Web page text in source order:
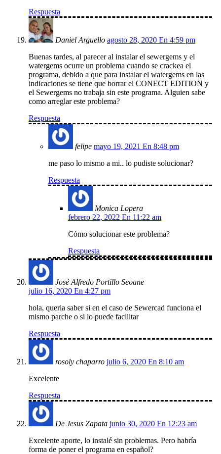
Respuesta
Daniel Arguello agosto 28, 2020 En 4:59 pm
Buenas tardes, al parecer al instalar el sewergems y el
watergems ocurre un problema cuando se crackea el
programa, debido a que para instalar el watergems en las
indicaciones se tiene que borrar el CONECT EDITION y
el Sewergems no trabaja sin este programa. Alguien sabe
como arreglar este problema?
Respuesta
felipe mayo 19, 2021 En 8:48 pm
me paso lo mismo a mi.. lo pudiste solucionar?
Respuesta
Monica Lopera
febrero 22, 2022 En 11:22 am
Cómo solucionar este problema?
Respuesta
José Alfredo Portillo Seoane
julio 16, 2020 En 4:27 pm
hola, queria saber si en el caso de Sewercad funciona el
mismo parche o si lo puede facilitar
Respuesta
rosoly chaparro julio 6, 2020 En 8:10 am
Excelente
Respuesta
De Jesus Zapata junio 30, 2020 En 12:23 am
Excelente aporte, lo instalé sin problemas. Pero habría
forma de poner el programa en español?